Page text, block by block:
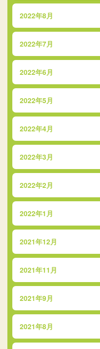
2022年8月
2022年7月
2022年6月
2022年5月
2022年4月
2022年3月
2022年2月
2022年1月
2021年12月
2021年11月
2021年9月
2021年8月